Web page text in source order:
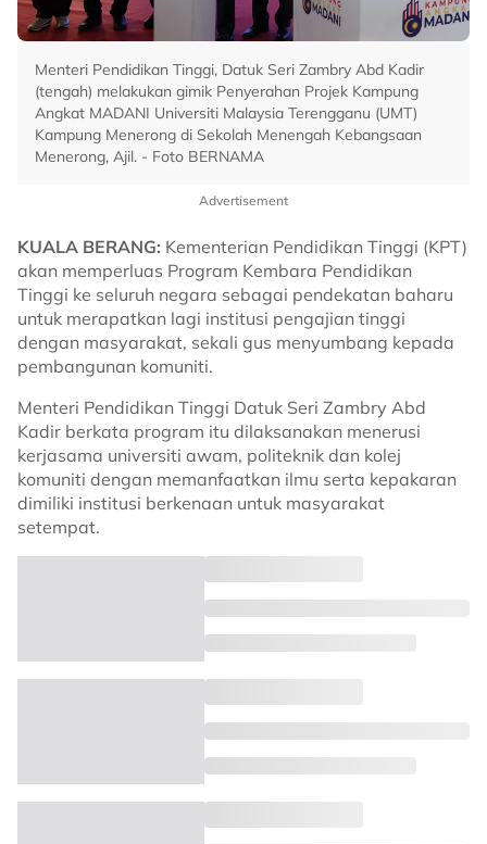
Menteri Pendidikan Tinggi, Datuk Seri Zambry Abd Kadir
(tengah) melakukan gimik Penyerahan Projek Kampung
Angkat MADANI Universiti Malaysia Terengganu (UMT)
Kampung Menerong di Sekolah Menengah Kebangsaan
Menerong, Ajil. - Foto BERNAMA
Advertisement
KUALA BERANG: Kementerian Pendidikan Tinggi (KPT)
akan memperluas Program Kembara Pendidikan
Tinggi ke seluruh negara sebagai pendekatan baharu
untuk merapatkan lagi institusi pengajian tinggi
dengan masyarakat, sekali gus menyumbang kepada
pembangunan komuniti.
Menteri Pendidikan Tinggi Datuk Seri Zambry Abd
Kadir berkata program itu dilaksanakan menerusi
kerjasama universiti awam, politeknik dan kolej
komuniti dengan memanfaatkan ilmu serta kepakaran
dimiliki institusi berkenaan untuk masyarakat
setempat.